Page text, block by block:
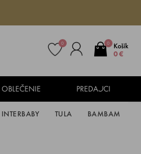
0
Košík
0 €
0
OBLEČENIE PREDAJCI
INTERBABY TULA BAMBAM